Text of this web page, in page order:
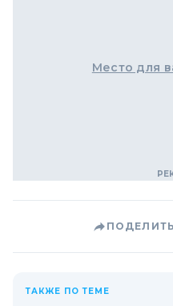
Место для
ТАКЖЕ ПО ТЕМЕ